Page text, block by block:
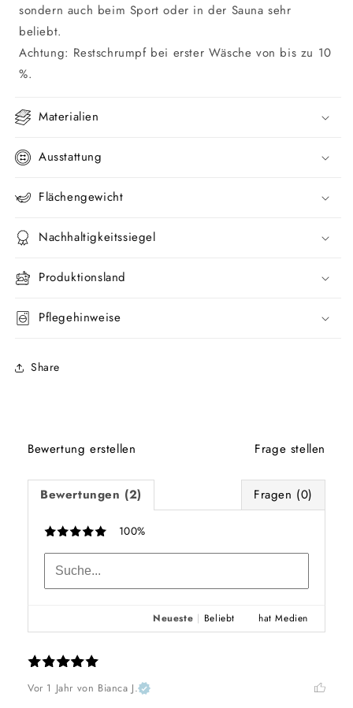
sondern auch beim Sport oder in der Sauna sehr
beliebt.
Achtung: Restschrumpf bei erster Wäsche von bis zu 10
%.
Materialien
Ausstattung
Flächengewicht
Nachhaltigkeitssiegel
Produktionsland
Pflegehinweise
Share
Bewertung erstellen Frage stellen
Bewertungen (2) Fragen (0)
100%
Neueste | Beliebt hat Medien
Vor 1 Jahr von Bianca J.